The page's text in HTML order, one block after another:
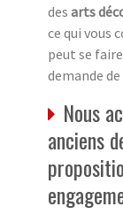
des arts
ce qui vous
peut se
demande
Nous
anciens